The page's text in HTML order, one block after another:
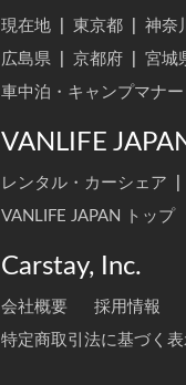
現在地 東京都 神奈
広島県
京都府 宮城
車中泊・キャンプマナー
VANLIFE
レンタル・カーシェア
VANLIFE JAPAN トップ
Carstay, Inc.
会社概要 採用情報
特定商取引法に基づく